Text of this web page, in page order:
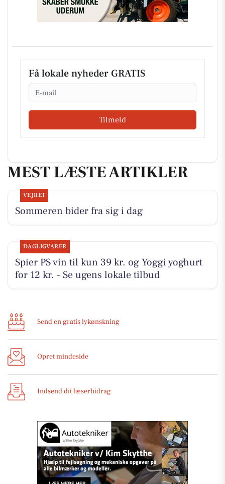
Få lokale nyheder GRATIS
Email
Tilmeld
MEST LÆSTE ARTIKLER
VEJRET
Sommeren bider fra sig i dag
DAGLIGVARER
Spier PS vin til kun 39 kr. og Yoggi yoghurt
for 12 kr. - Se ugens lokale tilbud
Send en gratis lykønskning
Opret mindeside
Indsend dit læserbidrag